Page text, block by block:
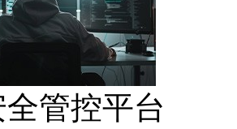
管控平台